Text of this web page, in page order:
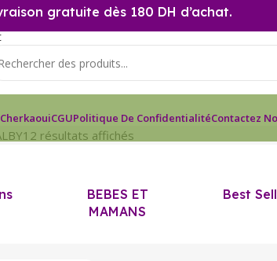
gratuite dès 180 DH d’achat.
CGUPolitique De ConfidentialitéContactez
12 résultats affichés
BEBES ET
MAMANS
Best